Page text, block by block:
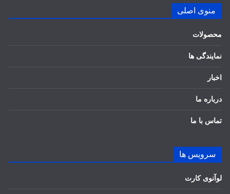
منوی اصلی
محصولات
نمایندگی ها
اخبار
درباره ما
تماس با ما
سرویس ها
لوآنوی کارت